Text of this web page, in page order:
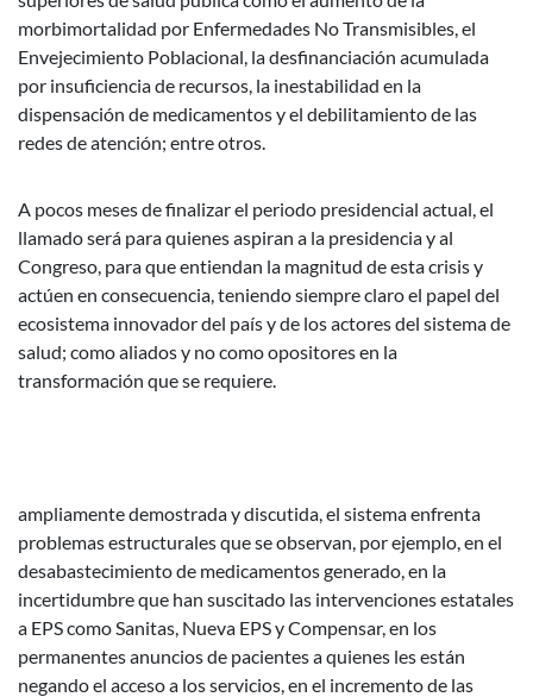
morbimortalidad por Enfermedades No Transmisibles, el
Envejecimiento Poblacional, la desfinanciación acumulada
por insuficiencia de recursos, la inestabilidad en la
dispensación de medicamentos y el debilitamiento de las
redes de atención; entre otros.
A pocos meses de finalizar el periodo presidencial actual, el
llamado será para quienes aspiran a la presidencia y al
Congreso, para que entiendan la magnitud de esta crisis y
actúen en consecuencia, teniendo siempre claro el papel del
ecosistema innovador del país y de los actores del sistema de
salud; como aliados y no como opositores en la
transformación que se requiere.
ampliamente demostrada y discutida, el sistema enfrenta
problemas estructurales que se observan, por ejemplo, en el
desabastecimiento de medicamentos generado, en la
incertidumbre que han suscitado las intervenciones estatales
a EPS como Sanitas, Nueva EPS y Compensar, en los
permanentes anuncios de pacientes a quienes les están
negando el acceso a los servicios, en el incremento de las